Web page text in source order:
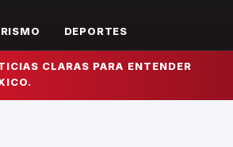
DEPORTES
CLARAS PARA ENTENDER